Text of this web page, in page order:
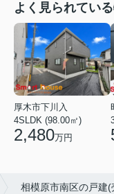
よく見られてい
厚木市下川入
4SLDK (98.00㎡)
2,480万円
相模原市南区の戸建(